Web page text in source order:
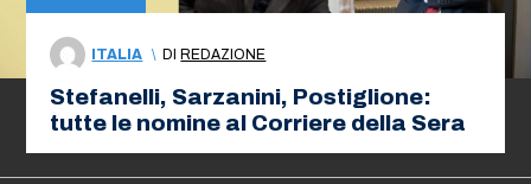
ITALIA \ DI REDAZIONE
Stefanelli, Sarzanini, Postiglione:
tutte le nomine al Corriere della Sera